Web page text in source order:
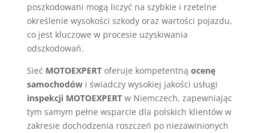
poszkodowani mogą liczyć na szybkie i rzetelne
określenie wysokości szkody oraz wartości pojazdu,
co jest kluczowe w procesie uzyskiwania
odszkodowań.
Sieć MOTOEXPERToferuje kompetentną ocenę
samochodówi świadczy wysokiej jakości usługi
inspekcji MOTOEXPERTw Niemczech, zapewniając
tym samym pełne wsparcie dla polskich klientów w
zakresie dochodzenia roszczeń po niezawinionych